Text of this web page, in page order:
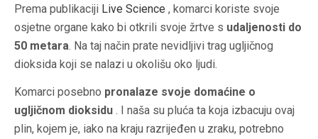
Prema publikaciji Live Science , komarci koriste svoje
osjetne organe kako bi otkrili svoje žrtve s udaljenosti do
50 metara. Na taj način prate nevidljivi trag ugljičnog
dioksida koji se nalazi u okolišu oko ljudi.
Komarci posebno pronalaze svoje domaćine o
ugljičnom dioksidu . I naša su pluća ta koja izbacuju ovaj
plin, kojem je, iako na kraju razrijeđen u zraku, potrebno